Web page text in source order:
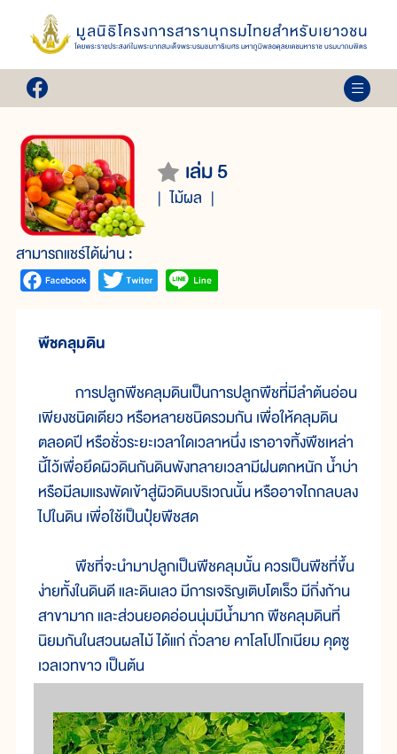
เล่ม 5
ไม้ผล
สามารถแชร์ได้ผ่าน :
พืชคลุมดิน
การปลูกพืชคลุมดินเป็นการปลูกพืชที่มีลำต้นอ่อน
เพียงชนิดเดียว หรือหลายชนิดรวมกัน เพื่อให้คลุมดิน
ตลอดปี หรือชั่วระยะเวลาใดเวลาหนึ่ง เราอาจทิ้งพืชเหล่า
นี้ไว้เพื่อยึดผิวดินกันดินพังทลายเวลามีฝนตกหนัก น้ำบ่า
หรือมีลมแรงพัดเข้าสู่ผิวดินบริเวณนั้น หรืออาจไถกลบลง
ไปในดิน เพื่อใช้เป็นปุ๋ยพืชสด
พืชที่จะนำมาปลูกเป็นพืชคลุมนั้น ควรเป็นพืชที่ขึ้น
ง่ายทั้งในดินดี และดินเลว มีการเจริญเติบโตเร็ว มีกิ่งก้าน
สาขามาก และส่วนยอดอ่อนนุ่มมีน้ำมาก พืชคลุมดินที่
นิยมกันในสวนผลไม้ ได้แก่ ถั่วลาย คาโลโปโกเนียม คุดซู
เวลเวทขาว เป็นต้น